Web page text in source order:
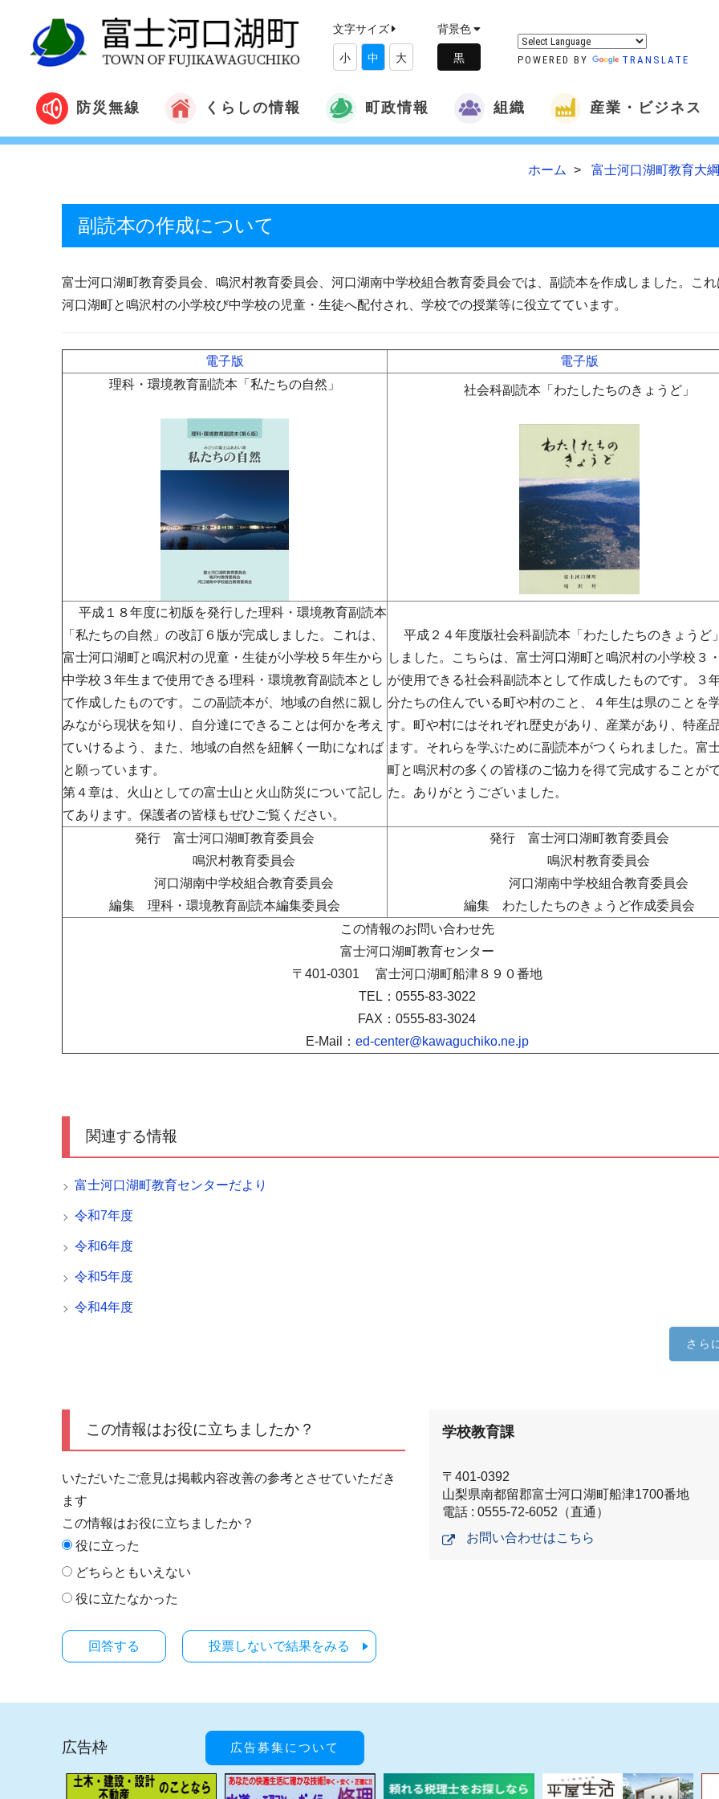
文字サイズ
小 中 大
背景色
POWERED BY TRANSLATE
防災無線 くらしの情報 町政情報 組織 産業・ビジネス
ホーム 富士河口湖町教育大
副読本の作成について
富士河口湖町教育委員会、鳴沢村教育委員会、河口湖南中学校組合教育委員会では、副読本を作成しました。こ
河口湖町と鳴沢村の小学校び中学校の児童・生徒へ配付され、学校での授業等に役立てています。
電子版
電子版
理科・環境教育副読本「私たちの自然」
社会科副読本「わたしたちのきょうど」
平成１８年度に初版を発行した理科・環境教育副読本
「私たちの自然」の改訂６版が完成しました。これは、
富士河口湖町と鳴沢村の児童・生徒が小学校５年生から
中学校３年生まで使用できる理科・環境教育副読本とし
て作成したものです。この副読本が、地域の自然に親し
みながら現状を知り、自分達にできることは何かを考え
ていけるよう、また、地域の自然を紐解く一助になれば
と願っています。
第４章は、火山としての富士山と火山防災について記し
てあります。保護者の皆様もぜひご覧ください。
平成２４年度版社会科副読本「わたしたちのきょうど
しました。こちらは、富士河口湖町と鳴沢村の小学校３
が使用できる社会科副読本として作成したものです。３
分たちの住んでいる町や村のこと、４年生は県のことを
す。町や村にはそれぞれ歴史があり、産業があり、特産
ます。それらを学ぶために副読本がつくられました。富
町と鳴沢村の多くの皆様のご協力を得て完成することが
た。ありがとうございました。
発行 富士河口湖町教育委員会
鳴沢村教育委員会
河口湖南中学校組合教育委員会
編集 理科・環境教育副読本編集委員会
発行 富士河口湖町教育委員会
鳴沢村教育委員会
河口湖南中学校組合教育委員会
編集 わたしたちのきょうど作成委員会
この情報のお問い合わせ先
富士河口湖町教育センター
〒401-0301 富士河口湖町船津８９０番地
TEL：0555-83-3022
FAX：0555-83-3024
E-Mail： ed-center@kawaguchiko.ne.jp
関連する情報
富士河口湖町教育センターだより
令和7年度
令和6年度
令和5年度
令和4年度
さら
この情報はお役に立ちましたか？
いただいたご意見は掲載内容改善の参考とさせていただき
ます
この情報はお役に立ちましたか？
役に立った
どちらともいえない
役に立たなかった
投票しないで結果をみる
学校教育課
〒401-0392
山梨県南都留郡富士河口湖町船津1700番地
電話 : 0555-72-6052（直通）
お問い合わせはこちら
広告枠 広告募集について